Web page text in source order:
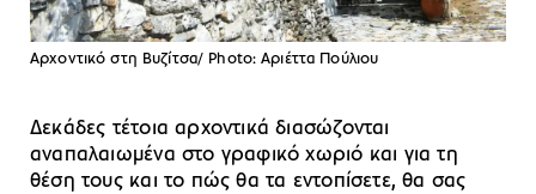
Aρχοντικό στη Βυζίτσα/ Photo: Αριέττα Πούλιου
Δεκάδες τέτοια αρχοντικά διασώζονται
αναπαλαιωμένα στο γραφικό χωριό και για τη
θέση τους και το πώς θα τα εντοπίσετε, θα σας